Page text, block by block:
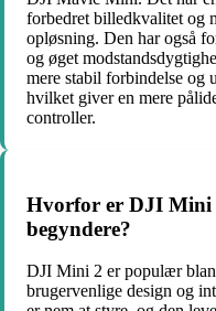
forbedret billedkvalitet og
opløsning. Den har også
og øget
mere stabil forbindelse og
hvilket giver en mere
controller.
Hvorfor er DJI Mini
begyndere?
DJI Mini 2 er populær
brugervenlige design og